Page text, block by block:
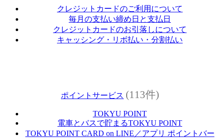
クレジットカードのご利用について
毎月の支払い締め日と支払日
クレジットカードのお引落しについて
キャッシング・リボ払い・分割払い
ポイントサービス (113件)
TOKYU POINT
電車とバスで貯まるTOKYU POINT
TOKYU POINT CARD on LINE／アプリ ポイントバー